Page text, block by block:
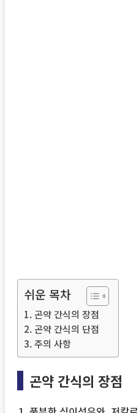
쉬운 목차
곤약 간식의 장점
곤약 간식의 단점
주의 사항
곤약 간식의 장점